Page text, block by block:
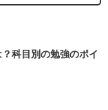
科目別の勉強のポイ